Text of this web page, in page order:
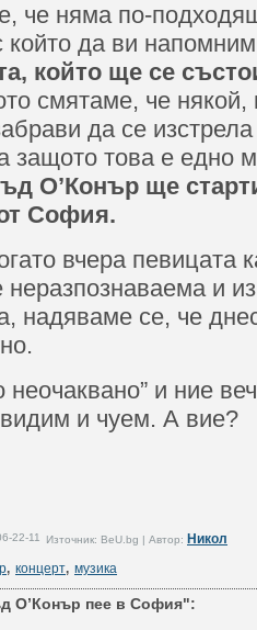
че няма по-
който да ви
който ще се
смятаме, че някой,
да се
защото това е едно
О’Конър ще
София.
вчера певицата
неразпознаваема и
надяваме се, че
и ние
и чуем. А вие?
22-11 Източник: BeU.bg | Автор: Никол
, концерт, музика
О’Конър пее в София":